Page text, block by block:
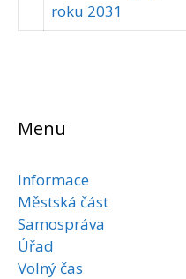
roku 2031
Menu
Informace
Městská část
Samospráva
Úřad
Volný čas